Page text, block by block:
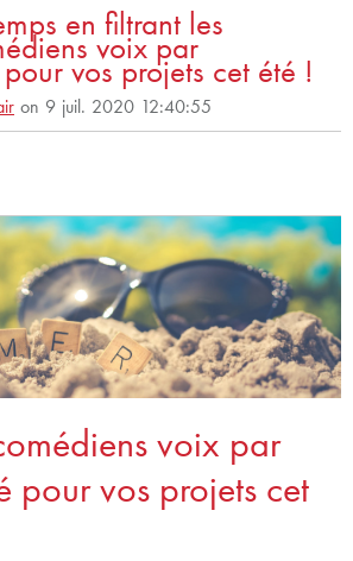
en filtrant les
voix par
vos projets cet été !
on 9 juil. 2020 12:40:55
voix par
pour vos projets cet